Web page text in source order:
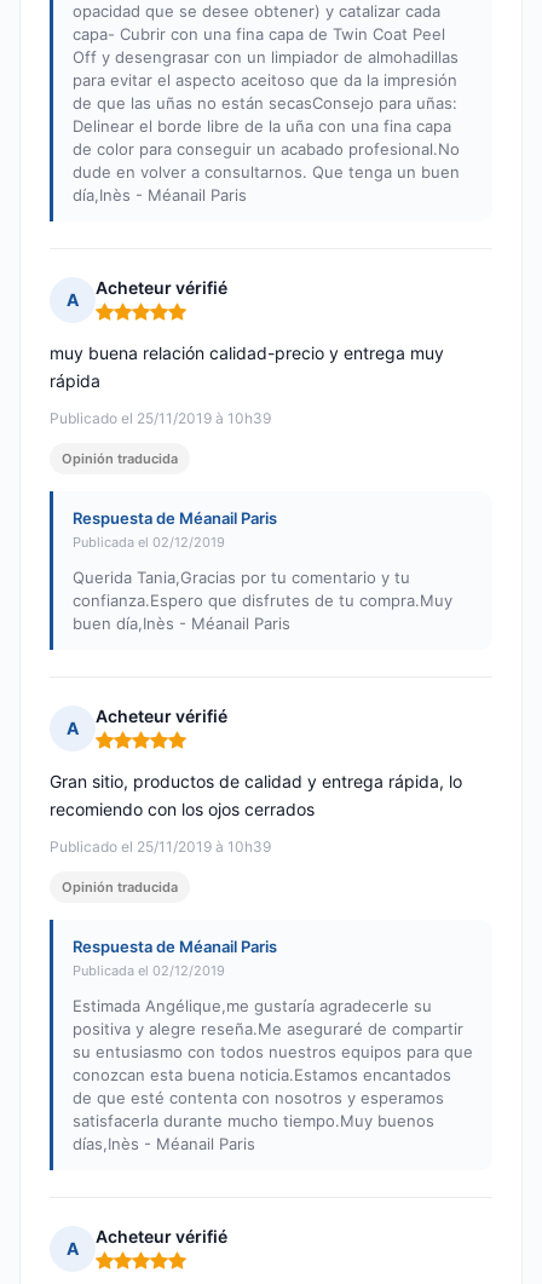
opacidad que se desee obtener) y catalizar cada
capa- Cubrir con una fina capa de Twin Coat Peel
Off y desengrasar con un limpiador de almohadillas
para evitar el aspecto aceitoso que da la impresión
de que las uñas no están secasConsejo para uñas:
Delinear el borde libre de la uña con una fina capa
de color para conseguir un acabado profesional.No
dude en volver a consultarnos. Que tenga un buen
día,Inès - Méanail Paris
A
Acheteur vérifié
Nota: 5 de 5
Publicado el 25/11/2019 à 10h39
muy buena relación calidad-precio y entrega muy
rápida
Opinión traducida
Respuesta de Méanail Paris
Publicada el 02/12/2019
Querida Tania,Gracias por tu comentario y tu
confianza.Espero que disfrutes de tu compra.Muy
buen día,Inès - Méanail Paris
A
Acheteur vérifié
Nota: 5 de 5
Publicado el 25/11/2019 à 10h39
Gran sitio, productos de calidad y entrega rápida, lo
recomiendo con los ojos cerrados
Opinión traducida
Respuesta de Méanail Paris
Publicada el 02/12/2019
Estimada Angélique,me gustaría agradecerle su
positiva y alegre reseña.Me aseguraré de compartir
su entusiasmo con todos nuestros equipos para que
conozcan esta buena noticia.Estamos encantados
de que esté contenta con nosotros y esperamos
satisfacerla durante mucho tiempo.Muy buenos
días,Inès - Méanail Paris
A
Acheteur vérifié
Nota: 5 de 5